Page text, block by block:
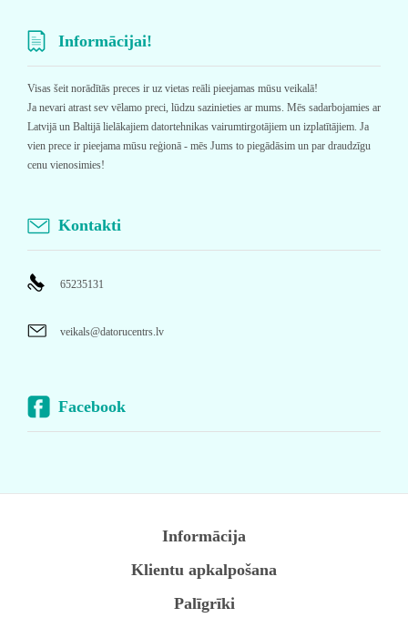
Informācijai!
Visas šeit norādītās preces ir uz vietas reāli pieejamas mūsu veikalā!
Ja nevari atrast sev vēlamo preci, lūdzu sazinieties ar mums. Mēs sadarbojamies ar
Latvijā un Baltijā lielākajiem datortehnikas vairumtirgotājiem un izplatītājiem. Ja
vien prece ir pieejama mūsu reģionā - mēs Jums to piegādāsim un par draudzīgu
cenu vienosimies!
Kontakti
65235131
veikals@datorucentrs.lv
Facebook
Informācija
Klientu apkalpošana
Palīgrīki